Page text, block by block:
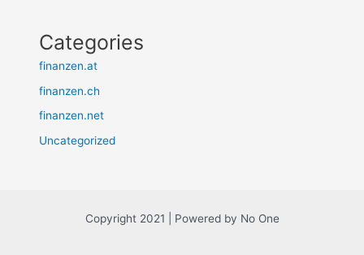
Categories
finanzen.at
finanzen.ch
finanzen.net
Uncategorized
Copyright 2021 | Powered by No One